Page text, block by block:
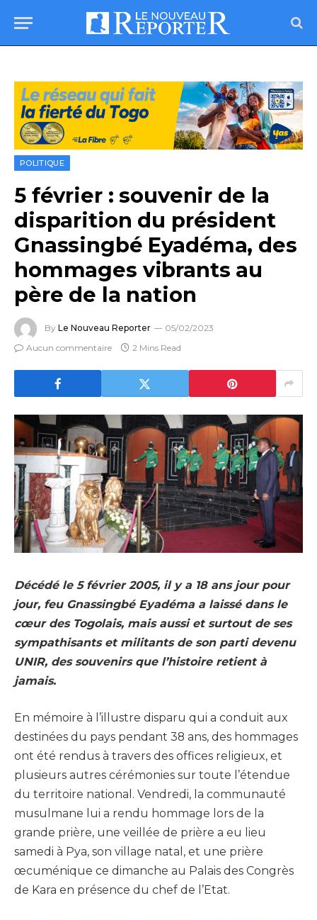
POLITIQUE
5 février : souvenir de la
disparition du président
Gnassingbé Eyadéma, des
hommages vibrants au
père de la nation
By Le Nouveau Reporter
05/02/2023
Aucun commentaire
2 Mins Read
Décédé le 5 février 2005, il y a 18 ans jour pour
jour, feu Gnassingbé Eyadéma a laissé dans le
cœur des Togolais, mais aussi et surtout de ses
sympathisants et militants de son parti devenu
UNIR, des souvenirs que l’histoire retient à
jamais.
En mémoire à l’illustre disparu qui a conduit aux
destinées du pays pendant 38 ans, des hommages
ont été rendus à travers des offices religieux, et
plusieurs autres cérémonies sur toute l’étendue
du territoire national. Vendredi, la communauté
musulmane lui a rendu hommage lors de la
grande prière, une veillée de prière a eu lieu
samedi à Pya, son village natal, et une prière
œcuménique ce dimanche au Palais des Congrès
de Kara en présence du chef de l’Etat.